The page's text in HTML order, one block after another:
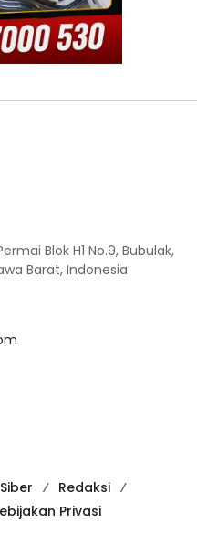
Blok H1 No.9, Bubulak,
Barat, Indonesia
Redaksi
Privasi